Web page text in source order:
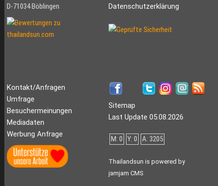
D-71034 Böblingen
Datenschutzerklärung
Kontakt/Anfragen
Umfrage
Besuchermeinungen
Mediadaten
Werbung Anfrage
Sitemap
Last Update 05.08.2026
M: 0 Y: 0 A: 3205
Thailandsun is powered by
jamjam CMS